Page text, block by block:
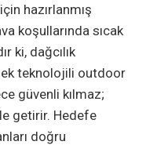
hazırlanmış
koşullarında sıcak
ki, dağcılık
teknolojili outdoor
güvenli kılmaz;
getirir. Hedefe
doğru